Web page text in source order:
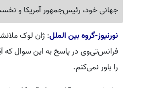
جهانی خود، رئیس‌جمهور آمریکا و
نورنیوز-گروه بین الملل: ژان لوک
فرانس‌تی‌وی در پاسخ به این سوال که
را باور نمی‌کنم.